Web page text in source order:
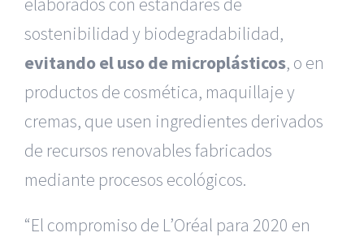
sostenibilidad y biodegradabilidad,
evitando el uso de microplásticos, o en
productos de cosmética, maquillaje y
cremas, que usen ingredientes derivados
de recursos renovables fabricados
mediante procesos ecológicos.
“El compromiso de L’Oréal para 2020 en